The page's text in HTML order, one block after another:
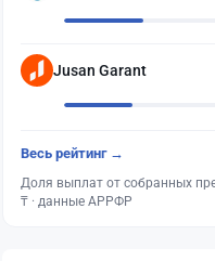
Jusan Garant
Весь рейтинг →
Доля выплат от собранных
₸ · данные АРРФР